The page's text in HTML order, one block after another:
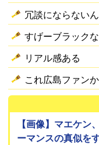
冗談にならない
すげーブラック
リアル感ある
これ広島ファン
【画像】マエケン
ーマンスの真似を